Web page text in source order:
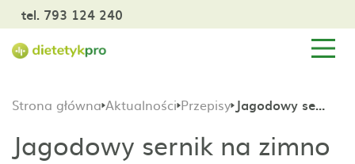
tel. 793 124 240
Strona główna Aktualności Przepisy Jagodowy sernik na zimno
Jagodowy sernik na zimno